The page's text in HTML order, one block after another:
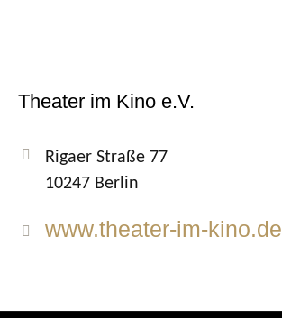
Theater im Kino e.V.
Rigaer Straße 77
10247 Berlin
www.theater-im-kino.de